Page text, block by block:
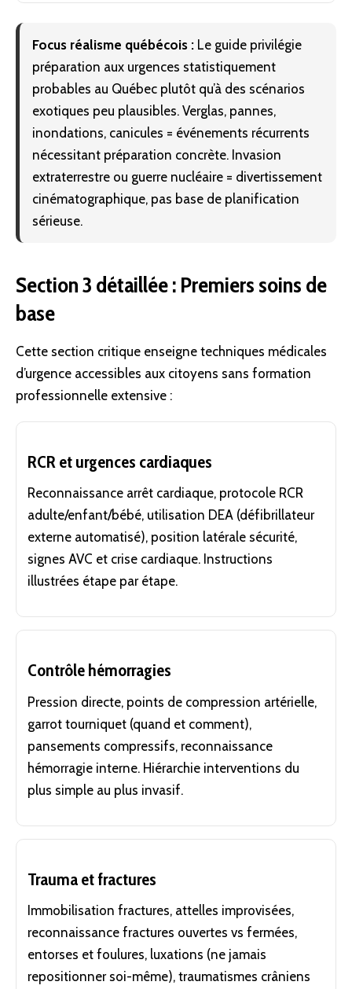
Focus réalisme québécois : Le guide privilégie
préparation aux urgences statistiquement
probables au Québec plutôt qu’à des scénarios
exotiques peu plausibles. Verglas, pannes,
inondations, canicules = événements récurrents
nécessitant préparation concrète. Invasion
extraterrestre ou guerre nucléaire = divertissement
cinématographique, pas base de planification
sérieuse.
Section 3 détaillée : Premiers soins de
base
Cette section critique enseigne techniques médicales
d’urgence accessibles aux citoyens sans formation
professionnelle extensive :
RCR et urgences cardiaques
Reconnaissance arrêt cardiaque, protocole RCR
adulte/enfant/bébé, utilisation DEA (défibrillateur
externe automatisé), position latérale sécurité,
signes AVC et crise cardiaque. Instructions
illustrées étape par étape.
Contrôle hémorragies
Pression directe, points de compression artérielle,
garrot tourniquet (quand et comment),
pansements compressifs, reconnaissance
hémorragie interne. Hiérarchie interventions du
plus simple au plus invasif.
Trauma et fractures
Immobilisation fractures, attelles improvisées,
reconnaissance fractures ouvertes vs fermées,
entorses et foulures, luxations (ne jamais
repositionner soi-même), traumatismes crâniens